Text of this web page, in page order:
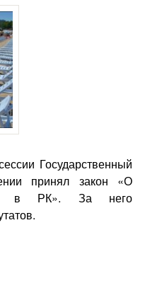
Государственный
принял закон «О
в РК». За него